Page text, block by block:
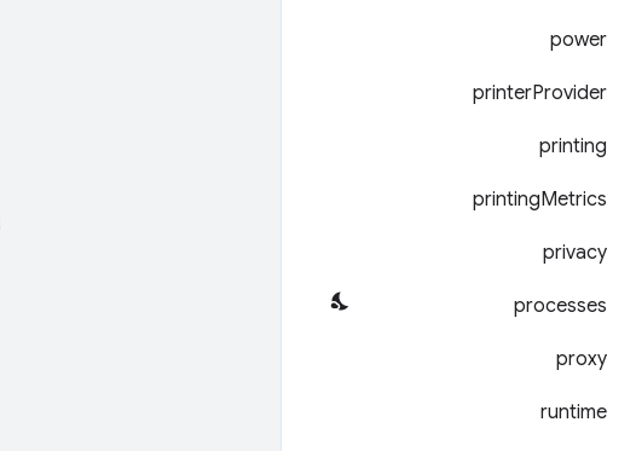
power
printerProvider
printing
printingMetrics
privacy
processes
proxy
runtime